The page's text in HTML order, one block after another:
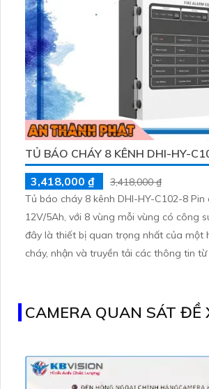
TỦ BÁO CHÁY 8 KÊNH DHI-HY-
3,418,000 ₫
3,418,000 ₫
Tủ báo cháy 8 kênh DHI-HY-C102-8
12V/5Ah, với 8 vùng mỗi vùng có công
đây là thiết bị quan trọng nhất của một
cháy, nhận và truyền tải các thông tin
CAMERA QUAN SÁT ĐỀ